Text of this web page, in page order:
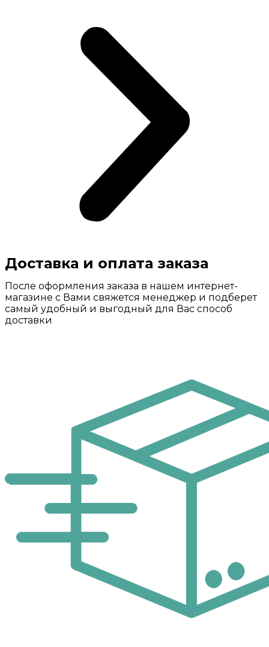
Доставка и оплата заказа
После оформления заказа в нашем интернет-
магазине с Вами свяжется менеджер и подберет
самый удобный и выгодный для Вас способ
доставки